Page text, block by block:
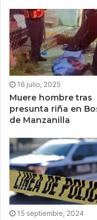
16 julio, 2025
Muere hombre tras
presunta riña en
de Manzanilla
15 septiembre, 2024